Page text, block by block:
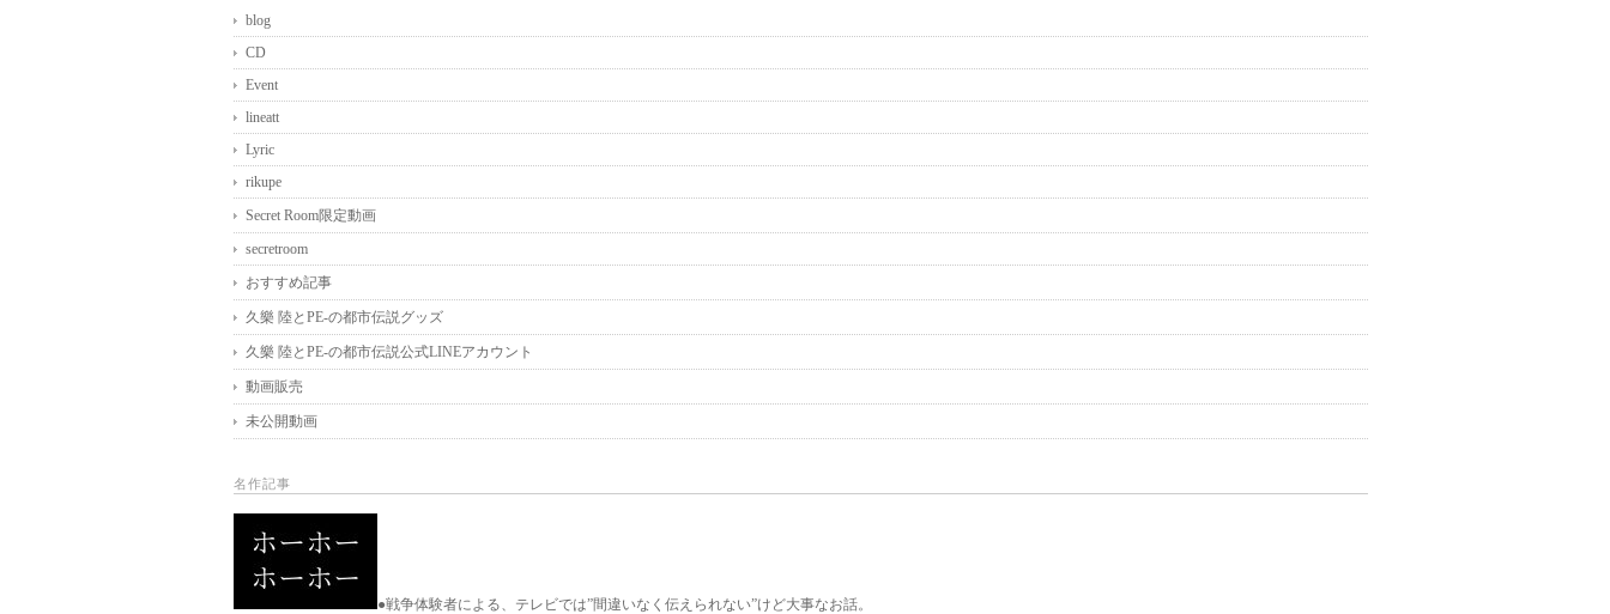
blog
CD
Event
lineatt
Lyric
rikupe
Secret Room限定動画
secretroom
おすすめ記事
久樂 陸とPE-の都市伝説グッズ
久樂 陸とPE-の都市伝説公式LINEアカウント
動画販売
未公開動画
名作記事
●戦争体験者による、テレビでは”間違いなく伝えられない”けど大事なお話。